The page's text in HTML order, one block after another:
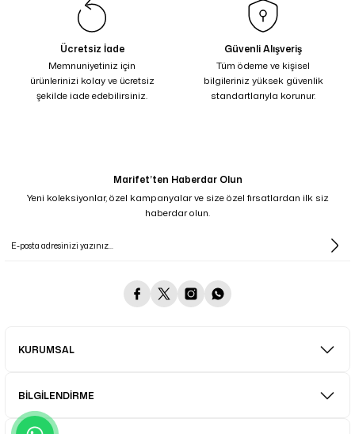
Ücretsiz İade
Memnuniyetiniz için
ürünlerinizi kolay ve ücretsiz
şekilde iade edebilirsiniz.
Güvenli Alışveriş
Tüm ödeme ve kişisel
bilgileriniz yüksek güvenlik
standartlarıyla korunur.
Marifet’ten Haberdar Olun
Yeni koleksiyonlar, özel kampanyalar ve size özel fırsatlardan ilk siz
haberdar olun.
KURUMSAL
BİLGİLENDİRME